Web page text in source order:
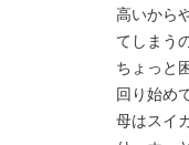
高いから
てしまう
ちょっと
回り始め
母はスイ